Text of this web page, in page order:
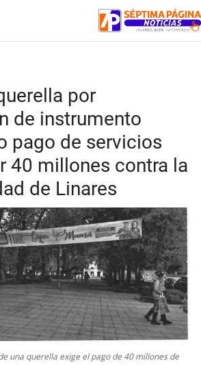
por
de instrumento
pago de servicios
40 millones contra la
de Linares
una querella exige el pago de 40 millones de